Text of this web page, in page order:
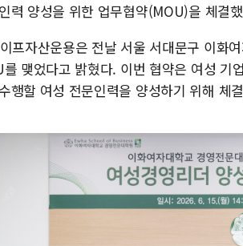
력 양성을 위한 업무협약(MOU)을 체결
프자산운용은 전날 서울 서대문구 이화
맺었다고 밝혔다. 이번 협약은 여성 기
행할 여성 전문인력을 양성하기 위해 체